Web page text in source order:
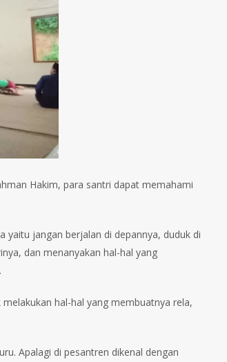
Hakim, para santri dapat memahami
yaitu jangan berjalan di depannya, duduk di
dan menanyakan hal-hal yang
hal-hal yang membuatnya rela,
Apalagi di pesantren dikenal dengan